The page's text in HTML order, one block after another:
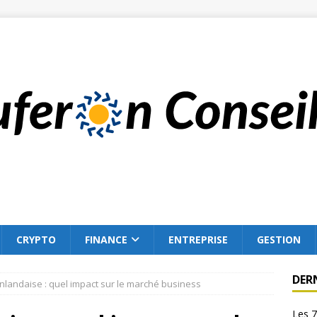
CRYPTO FINANCE ENTREPRISE GESTION
: quel impact sur le marché business
Les